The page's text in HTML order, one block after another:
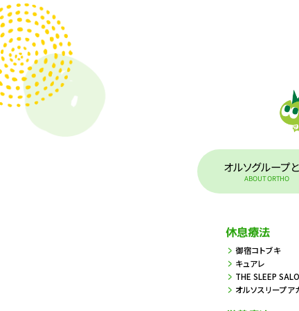
オルソグループ
ABOUT ORTHO
休息療法
御宿コトブキ
キュアレ
THE SLEEP
オルソスリープア